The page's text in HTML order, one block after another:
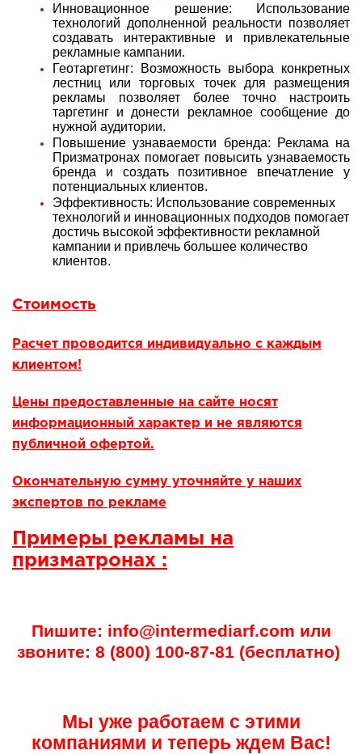
Инновационное решение: Использование
технологий дополненной реальности позволяет
создавать интерактивные и привлекательные
рекламные кампании.
Геотаргетинг: Возможность выбора конкретных
лестниц или торговых точек для размещения
рекламы позволяет более точно настроить
таргетинг и донести рекламное сообщение до
нужной аудитории.
Повышение узнаваемости бренда: Реклама на
Призматронах помогает повысить узнаваемость
бренда и создать позитивное впечатление у
потенциальных клиентов.
Эффективность: Использование современных
технологий и инновационных подходов помогает
достичь высокой эффективности рекламной
кампании и привлечь большее количество
клиентов.
Стоимость
Расчет проводится индивидуально с каждым
клиентом!
Цены предоставленные на сайте носят
информационный характер и не являются
публичной офертой.
Окончательную сумму уточняйте у наших
экспертов по рекламе
Примеры рекламы на
призматронах :
Пишите: info@intermediarf.com или
звоните: 8 (800) 100-87-81 (бесплатно)
Мы уже работаем с этими
компаниями и теперь ждем Вас!